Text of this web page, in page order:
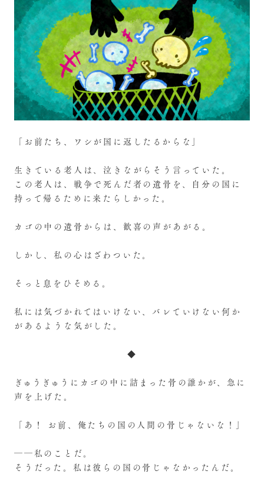
「お前たち、ワシが国に返したるからな」
生きている老人は、泣きながらそう言っていた。
この老人は、戦争で死んだ者の遺骨を、自分の国に
持って帰るために来たらしかった。
カゴの中の遺骨からは、歓喜の声があがる。
しかし、私の心はざわついた。
そっと息をひそめる。
私には気づかれてはいけない、バレていけない何か
があるような気がした。
◆
ぎゅうぎゅうにカゴの中に詰まった骨の誰かが、急に
声を上げた。
「あ！ お前、俺たちの国の人間の骨じゃないな！」
――私のことだ。
そうだった。私は彼らの国の骨じゃなかったんだ。